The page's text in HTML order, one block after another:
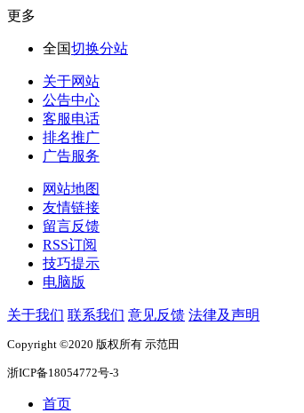
更多
全国切换分站
关于网站
公告中心
客服电话
排名推广
广告服务
网站地图
友情链接
留言反馈
RSS订阅
技巧提示
电脑版
关于我们 联系我们 意见反馈 法律及声明
Copyright ©2020 版权所有 示范田
浙ICP备18054772号-3
首页